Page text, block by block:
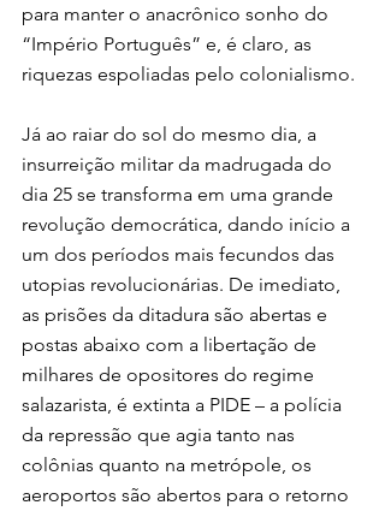
para manter o anacrônico sonho do
“Império Português” e, é claro, as
riquezas espoliadas pelo colonialismo.
Já ao raiar do sol do mesmo dia, a
insurreição militar da madrugada do
dia 25 se transforma em uma grande
revolução democrática, dando início a
um dos períodos mais fecundos das
utopias revolucionárias. De imediato,
as prisões da ditadura são abertas e
postas abaixo com a libertação de
milhares de opositores do regime
salazarista, é extinta a PIDE – a polícia
da repressão que agia tanto nas
colônias quanto na metrópole, os
aeroportos são abertos para o retorno